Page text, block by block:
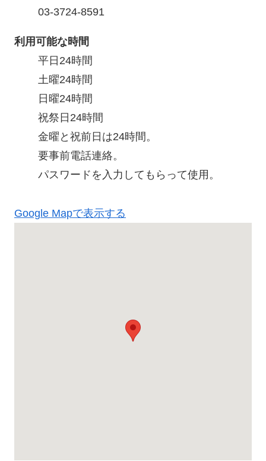
03-3724-8591
利用可能な時間
平日24時間
土曜24時間
日曜24時間
祝祭日24時間
金曜と祝前日は24時間。
要事前電話連絡。
パスワードを入力してもらって使用。
Google Mapで表示する